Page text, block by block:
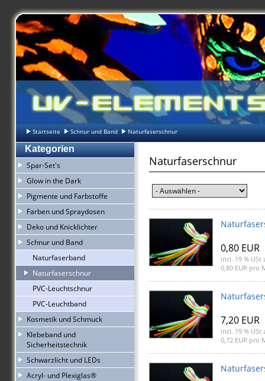
Startseite Schnur und Band Naturfaserschnur
Kategorien
Spar-Set's
Glow in the Dark
Pigmente und Farbstoffe
Farben und Spraydosen
Deko und Knicklichter
Schnur und Band
Naturfaserband
Naturfaserschnur
PVC-Leuchtschnur
PVC-Leuchtband
Kosmetik und Schmuck
Klebeband und
Sicherheitstechnik
Schwarzlicht und LEDs
Acryl- und Plexiglas®
Naturfaserschnur
0,80 EUR
incl. 19 % USt
0,80 EUR pro
7,20 EUR
incl. 19 % USt
0,72 EUR pro